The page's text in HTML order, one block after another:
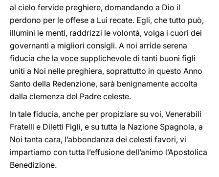
al cielo fervide preghiere, domandando a Dio il
perdono per le offese a Lui recate. Egli, che tutto può,
illumini le menti, raddrizzi le volontà, volga i cuori dei
governanti a migliori consigli. A noi arride serena
fiducia che la voce supplichevole di tanti buoni figli
uniti a Noi nelle preghiera, soprattutto in questo Anno
Santo della Redenzione, sarà benignamente accolta
dalla clemenza del Padre celeste.
In tale fiducia, anche per propiziare su voi, Venerabili
Fratelli e Diletti Figli, e su tutta la Nazione Spagnola, a
Noi tanta cara, l’abbondanza dei celesti favori, vi
impartiamo con tutta l’effusione dell’animo l’Apostolica
Benedizione.